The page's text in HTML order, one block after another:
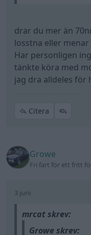
drar du mer än
losstna eller menar
Har personligen
tänkte köra med
jag dra alldeles för
Citera
Growe
Fri fart för ett fritt
3 juni
mrcat skrev:
Growe skrev: